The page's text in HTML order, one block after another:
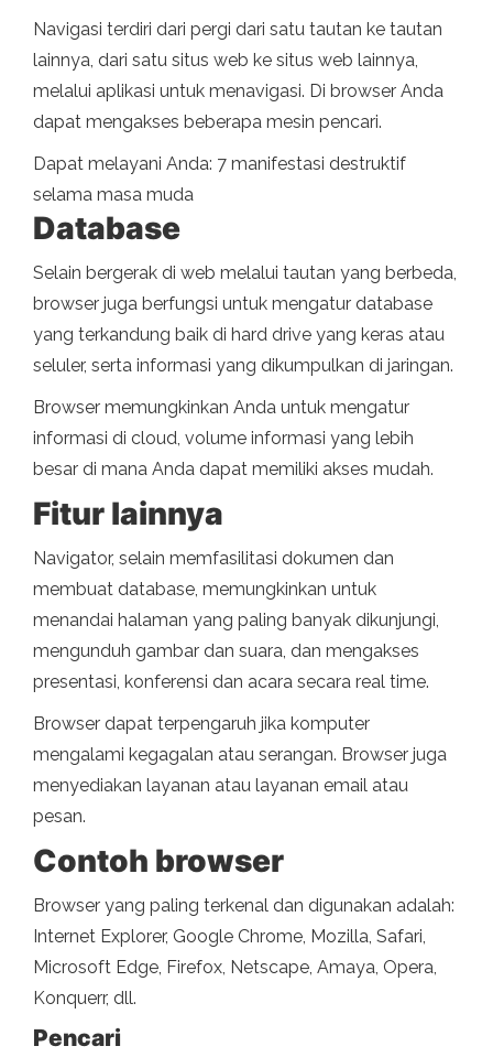
Navigasi terdiri dari pergi dari satu tautan ke tautan
lainnya, dari satu situs web ke situs web lainnya,
melalui aplikasi untuk menavigasi. Di browser Anda
dapat mengakses beberapa mesin pencari.
Dapat melayani Anda: 7 manifestasi destruktif
selama masa muda
Database
Selain bergerak di web melalui tautan yang berbeda,
browser juga berfungsi untuk mengatur database
yang terkandung baik di hard drive yang keras atau
seluler, serta informasi yang dikumpulkan di jaringan.
Browser memungkinkan Anda untuk mengatur
informasi di cloud, volume informasi yang lebih
besar di mana Anda dapat memiliki akses mudah.
Fitur lainnya
Navigator, selain memfasilitasi dokumen dan
membuat database, memungkinkan untuk
menandai halaman yang paling banyak dikunjungi,
mengunduh gambar dan suara, dan mengakses
presentasi, konferensi dan acara secara real time.
Browser dapat terpengaruh jika komputer
mengalami kegagalan atau serangan. Browser juga
menyediakan layanan atau layanan email atau
pesan.
Contoh browser
Browser yang paling terkenal dan digunakan adalah:
Internet Explorer, Google Chrome, Mozilla, Safari,
Microsoft Edge, Firefox, Netscape, Amaya, Opera,
Konquerr, dll.
Pencari